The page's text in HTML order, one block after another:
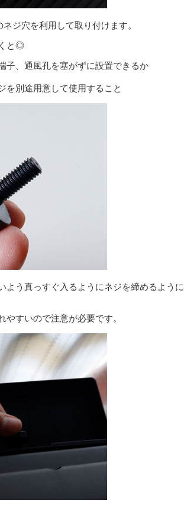
ジ穴を利用して取り付けます。
と◎
子、通風孔を塞がずに設置できるか
を別途用意して使用すること
よう真っすぐ入るようにネジを締めるように
すいので注意が必要です。